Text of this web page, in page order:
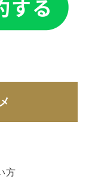
方